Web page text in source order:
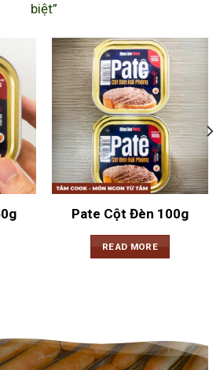
biệt”
Pate Cột Đèn 100g
READ MORE